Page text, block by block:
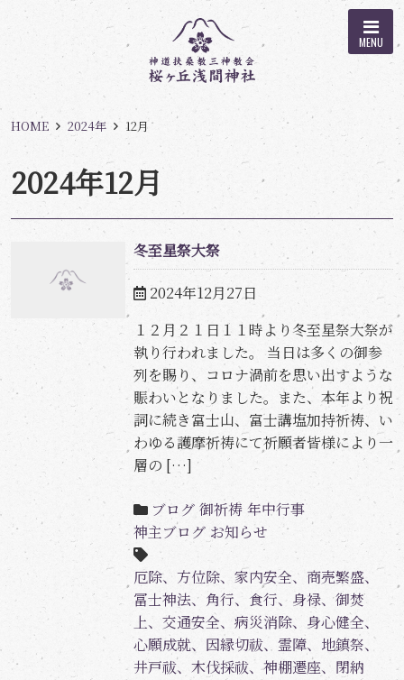
MENU
HOME 2024年 12月
2024年12月
冬至星祭大祭
2024年12月27日
１２月２１日１１時より冬至星祭大祭が
執り行われました。 当日は多くの御参
列を賜り、コロナ渦前を思い出すような
賑わいとなりました。また、本年より祝
詞に続き富士山、富士講塩加持祈祷、い
わゆる護摩祈祷にて祈願者皆様により一
層の […]
ブログ 御祈祷 年中行事
神主ブログ お知らせ
厄除、方位除、家内安全、商売繁盛、
冨士神法、角行、食行、身禄、御焚
上、交通安全、病災消除、身心健全、
心願成就、因縁切祓、霊障、地鎮祭、
井戸祓、木伐採祓、神棚遷座、閉納